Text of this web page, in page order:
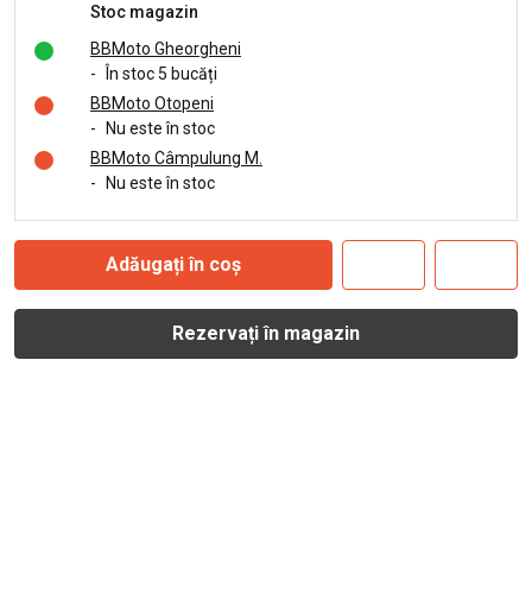
Stoc magazin
BBMoto Gheorgheni
-
În stoc 5 bucăți
BBMoto Otopeni
- Nu este în stoc
BBMoto Câmpulung M.
- Nu este în stoc
Adăugați în coș
Rezervați în magazin